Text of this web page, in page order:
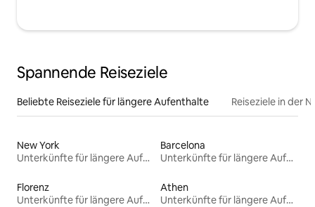
Spannende Reiseziele
Beliebte Reiseziele für längere Aufenthalte Reiseziele in der
New York
Unterkünfte für längere Aufenthalte
Barcelona
Unterkünfte für längere Aufenthalte
Florenz
Unterkünfte für längere Aufenthalte
Athen
Unterkünfte für längere Aufenthalte